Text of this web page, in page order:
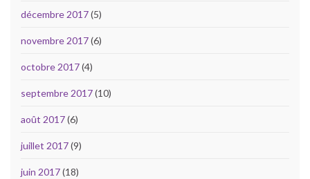
décembre 2017(5)
novembre 2017(6)
octobre 2017(4)
septembre 2017(10)
août 2017(6)
juillet 2017(9)
juin 2017(18)